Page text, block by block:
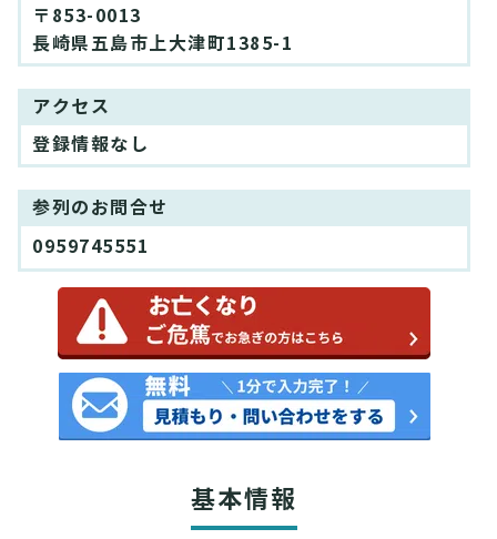
〒853-0013
長崎県五島市上大津町1385-1
アクセス
登録情報なし
参列のお問合せ
0959745551
基本情報